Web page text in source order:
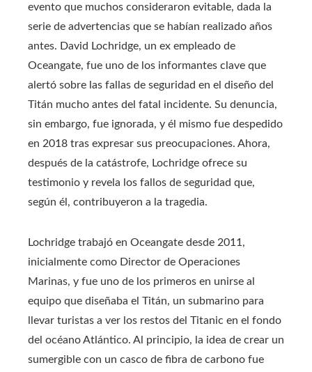
evento que muchos consideraron evitable, dada la
serie de advertencias que se habían realizado años
antes. David Lochridge, un ex empleado de
Oceangate, fue uno de los informantes clave que
alertó sobre las fallas de seguridad en el diseño del
Titán mucho antes del fatal incidente. Su denuncia,
sin embargo, fue ignorada, y él mismo fue despedido
en 2018 tras expresar sus preocupaciones. Ahora,
después de la catástrofe, Lochridge ofrece su
testimonio y revela los fallos de seguridad que,
según él, contribuyeron a la tragedia.
Lochridge trabajó en Oceangate desde 2011,
inicialmente como Director de Operaciones
Marinas, y fue uno de los primeros en unirse al
equipo que diseñaba el Titán, un submarino para
llevar turistas a ver los restos del Titanic en el fondo
del océano Atlántico. Al principio, la idea de crear un
sumergible con un casco de fibra de carbono fue